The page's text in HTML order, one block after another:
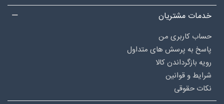
خدمات مشتریان
حساب کاربری من
پاسخ به پرسش های متداول
رویه بازگرداندن کالا
شرایط و قوانین
نکات حقوقی